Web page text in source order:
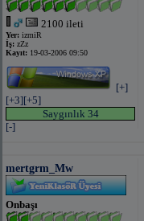
2100 ileti
Yer: izmiR
İş: zZz
Kayıt: 19-03-2006 09:50
[+]
[+3][+5]
Saygınlık 34
[-]
mertgrm_Mw
Onbaşı